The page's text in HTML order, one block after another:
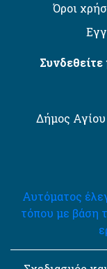
Όροι
Δήμος
Αυτόματος
τόπου με βάση